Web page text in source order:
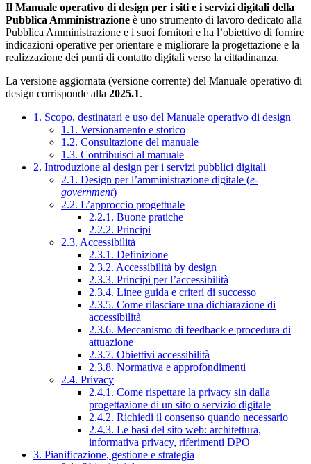
Il Manuale operativo di design per i siti e i servizi digitali della
Pubblica Amministrazione è uno strumento di lavoro dedicato alla
Pubblica Amministrazione e i suoi fornitori e ha l’obiettivo di fornire
indicazioni operative per orientare e migliorare la progettazione e la
realizzazione dei punti di contatto digitali verso la cittadinanza.
La versione aggiornata (versione corrente) del Manuale operativo di
design corrisponde alla 2025.1.
1. Scopo, destinatari e uso del Manuale operativo di design
1.1. Versionamento e storico
1.2. Consultazione del manuale
1.3. Contribuisci al manuale
2. Introduzione al design per i servizi pubblici digitali
2.1. Design per l’amministrazione digitale (e-
government)
2.2. L’approccio progettuale
2.2.1. Buone pratiche
2.2.2. Principi
2.3. Accessibilità
2.3.1. Definizione
2.3.2. Accessibilità by design
2.3.3. Principi per l’accessibilità
2.3.4. Linee guida e criteri di successo
2.3.5. Come rilasciare una dichiarazione di
accessibilità
2.3.6. Meccanismo di feedback e procedura di
attuazione
2.3.7. Obiettivi accessibilità
2.3.8. Normativa e approfondimenti
2.4. Privacy
2.4.1. Come rispettare la privacy sin dalla
progettazione di un sito o servizio digitale
2.4.2. Richiedi il consenso quando necessario
2.4.3. Le basi del sito web: architettura,
informativa privacy, riferimenti DPO
3. Pianificazione, gestione e strategia